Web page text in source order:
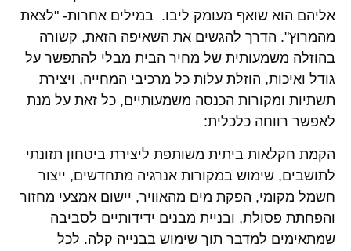
אליהם הוא שואף מעומק ליבו. במילים אחרות- "לצאת
מהמרוץ". הדרך להגשים את השאיפה הזאת, קשורה
בהוזלה משמעותית של מחיר הבית מבלי להתפשר על
גודל ואיכות, הוזלת עלות כל מרכיבי המחייה, ויצירת
תשתיות ומקורות הכנסה משמעותיים, כל זאת על מנת
לאפשר רווחה כלכלית:
הקמת חקלאות ביתית משותפת ליצירת ביטחון תזונתי
לתושבים, שימוש במקורות אנרגיה מתחדשים, ייצור
חשמל מקומי, הפקת מים מהאוויר, יישום אמצעי מחזור
והפחתת פסולת, ובניית מבנים ידידותיים לסביבה
שמתאימים למדבר תוך שימוש בבנייה קלה. לכל